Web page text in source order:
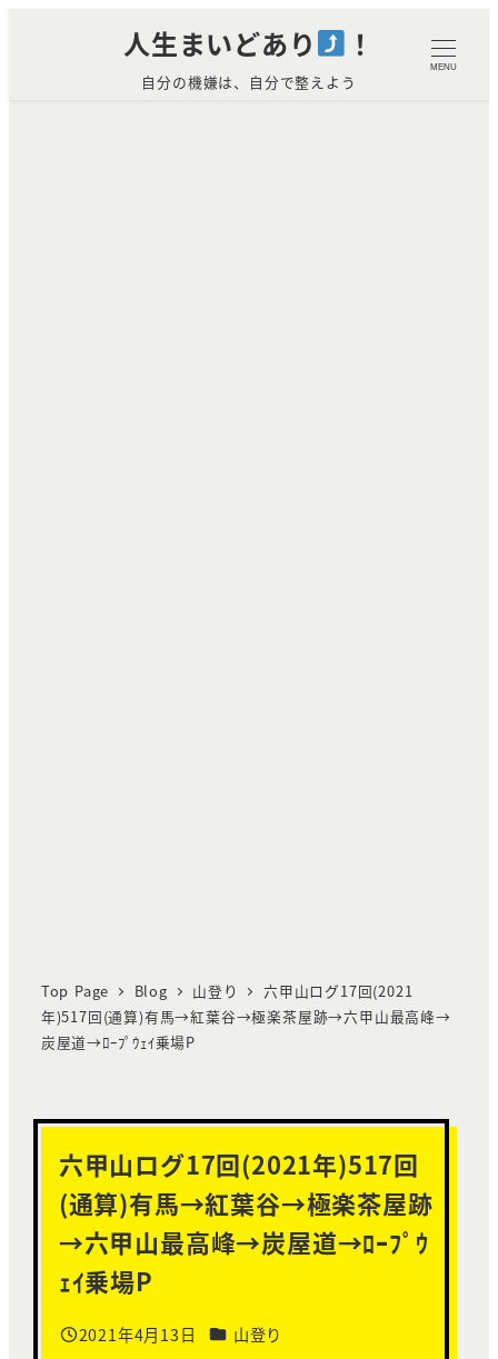
人生まいどあり ！
自分の機嫌は、自分で整えよう
MENU
Top Page Blog 山登り
六甲山ログ17回(2021
年)517回(通算)有馬→紅葉谷→極楽茶屋跡→六甲山最高峰→
炭屋道→ﾛｰﾌﾟｳｪｲ乗場P
六甲山ログ17回(2021年)517回
(通算)有馬→紅葉谷→極楽茶屋跡
→六甲山最高峰→炭屋道→ﾛｰﾌﾟｳ
ｪｲ乗場P
投稿日
2021年4月13日 カテゴリー
山登り